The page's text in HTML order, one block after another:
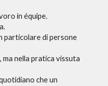
in équipe.
particolare di persone
ma nella pratica vissuta
che un